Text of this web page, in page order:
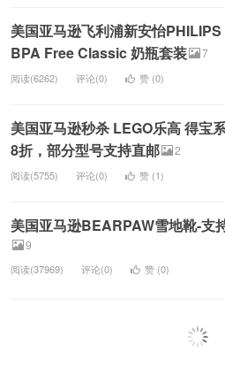
美国亚马逊飞利浦新安怡
BPA Free Classic 奶瓶套装
7
阅读(6262) 评论(0) 赞 (0)
美国亚马逊秒杀 LEGO乐高 得宝
8折，部分型号支持直邮
2
阅读(5755) 评论(0) 赞 (1)
美国亚马逊BEARPAW雪地靴-支
9
阅读(37969) 评论(0) 赞 (0)